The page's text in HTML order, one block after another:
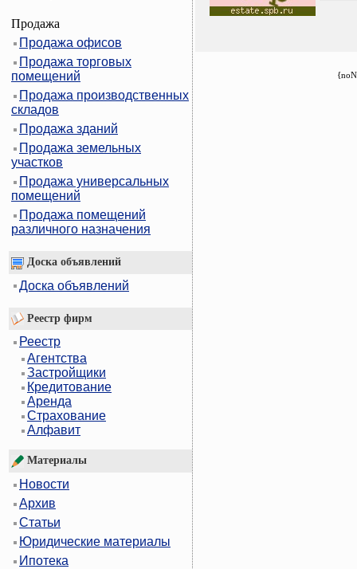
Продажа
Продажа офисов
Продажа торговых
помещений
Продажа производственных
складов
Продажа зданий
Продажа земельных
участков
Продажа универсальных
помещений
Продажа помещений
различного назначения
Доска объявлений
Доска объявлений
Реестр фирм
Реестр
Агентства
Застройщики
Кредитование
Аренда
Страхование
Алфавит
Материалы
Новости
Архив
Статьи
Юридические материалы
Ипотека